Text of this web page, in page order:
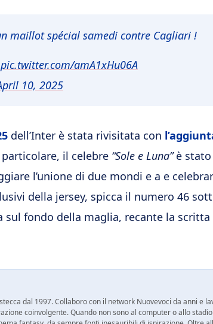
maillot spécial samedi contre Cagliari !
pic.twitter.com/amA1xHu06A
10, 2025
dell’Inter è stata rivisitata con
il celebre “Sole e Luna”è stato
l’unione di due mondi e a e
della jersey, spicca il numero 46
fondo della maglia, recante la scritta
dal 1997. Collaboro con il network Nuovevoci da anni e
coinvolgente. Quando non sono al computer o allo